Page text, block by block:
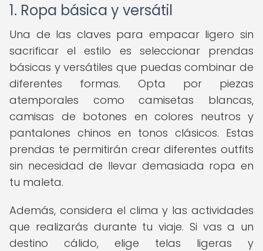
1. Ropa básica y versátil
Una de las claves para empacar ligero sin
sacrificar el estilo es seleccionar prendas
básicas y versátiles que puedas combinar de
diferentes formas. Opta por piezas
atemporales como camisetas blancas,
camisas de botones en colores neutros y
pantalones chinos en tonos clásicos. Estas
prendas te permitirán crear diferentes outfits
sin necesidad de llevar demasiada ropa en
tu maleta.
Además, considera el clima y las actividades
que realizarás durante tu viaje. Si vas a un
destino cálido, elige telas ligeras y